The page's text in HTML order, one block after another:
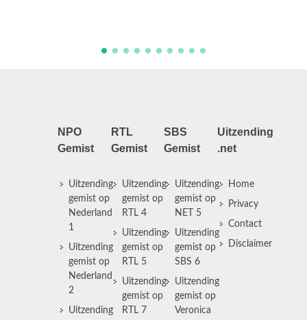
NPO
Gemist
Uitzending
gemist op
Nederland
1
Uitzending
gemist op
Nederland
2
Uitzending
RTL
Gemist
Uitzending
gemist op
RTL 4
Uitzending
gemist op
RTL 5
Uitzending
gemist op
RTL 7
SBS
Gemist
Uitzending
gemist op
NET 5
Uitzending
gemist op
SBS 6
Uitzending
gemist op
Veronica
Uitzending
.net
Home
Privacy
Contact
Disclaimer